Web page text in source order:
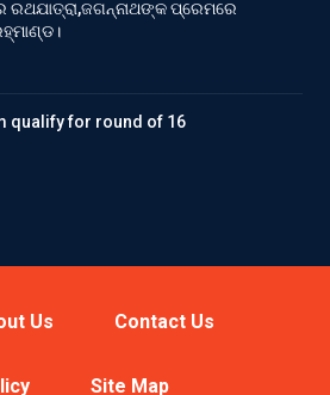
ରଥଯାତ୍ରା,ଜଗନ୍ନାଥଙ୍କ ପ୍ରେମରେ
qualify for round of 16
Us Contact Us
Site Map